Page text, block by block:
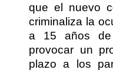
que el nuevo
criminaliza la
a 15 años
provocar un
plazo a los